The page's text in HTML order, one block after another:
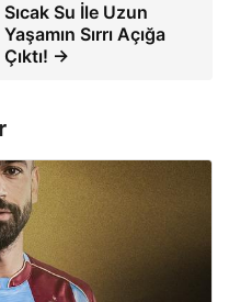
Sıcak Su İle Uzun
Yaşamın Sırrı Açığa
Çıktı! →